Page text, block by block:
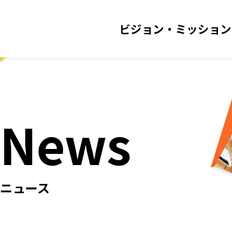
ビジョン・ミッション
News
ニュース